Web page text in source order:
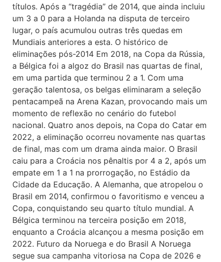
títulos. Após a “tragédia” de 2014, que ainda incluiu
um 3 a 0 para a Holanda na disputa de terceiro
lugar, o país acumulou outras três quedas em
Mundiais anteriores a esta. O histórico de
eliminações pós-2014 Em 2018, na Copa da Rússia,
a Bélgica foi a algoz do Brasil nas quartas de final,
em uma partida que terminou 2 a 1. Com uma
geração talentosa, os belgas eliminaram a seleção
pentacampeã na Arena Kazan, provocando mais um
momento de reflexão no cenário do futebol
nacional. Quatro anos depois, na Copa do Catar em
2022, a eliminação ocorreu novamente nas quartas
de final, mas com um drama ainda maior. O Brasil
caiu para a Croácia nos pênaltis por 4 a 2, após um
empate em 1 a 1 na prorrogação, no Estádio da
Cidade da Educação. A Alemanha, que atropelou o
Brasil em 2014, confirmou o favoritismo e venceu a
Copa, conquistando seu quarto título mundial. A
Bélgica terminou na terceira posição em 2018,
enquanto a Croácia alcançou a mesma posição em
2022. Futuro da Noruega e do Brasil A Noruega
segue sua campanha vitoriosa na Copa de 2026 e